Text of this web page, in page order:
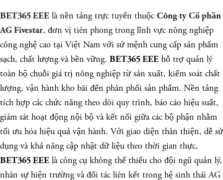
BET365 EEE là nền tảng trực tuyến thuộc Công ty Cổ phần
AG Fivestar, đơn vị tiên phong trong lĩnh vực nông nghiệp
công nghệ cao tại Việt Nam với sứ mệnh cung cấp sản phẩm
sạch, chất lượng và bền vững. BET365 EEE hỗ trợ quản lý
toàn bộ chuỗi giá trị nông nghiệp từ sản xuất, kiểm soát chất
lượng, vận hành kho bãi đến phân phối sản phẩm. Nền tảng
tích hợp các chức năng theo dõi quy trình, báo cáo hiệu suất,
giám sát hoạt động nội bộ và kết nối giữa các bộ phận nhằm
tối ưu hóa hiệu quả vận hành. Với giao diện thân thiện, dễ sử
dụng và khả năng cập nhật dữ liệu theo thời gian thực,
BET365 EEE là công cụ không thể thiếu cho đội ngũ quản lý,
nhân sự hiện trường và đối tác liên kết trong hệ sinh thái AG